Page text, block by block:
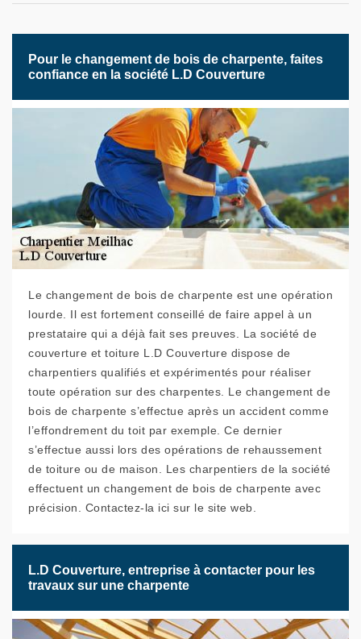
Pour le changement de bois de charpente, faites
confiance en la société L.D Couverture
Le changement de bois de charpente est une opération
lourde. Il est fortement conseillé de faire appel à un
prestataire qui a déjà fait ses preuves. La société de
couverture et toiture L.D Couverture dispose de
charpentiers qualifiés et expérimentés pour réaliser
toute opération sur des charpentes. Le changement de
bois de charpente s’effectue après un accident comme
l’effondrement du toit par exemple. Ce dernier
s’effectue aussi lors des opérations de rehaussement
de toiture ou de maison. Les charpentiers de la société
effectuent un changement de bois de charpente avec
précision. Contactez-la ici sur le site web.
L.D Couverture, entreprise à contacter pour les
travaux sur une charpente